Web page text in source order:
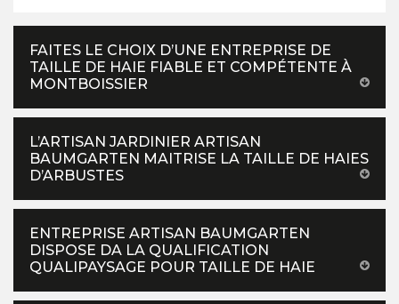
FAITES LE CHOIX D’UNE ENTREPRISE DE
TAILLE DE HAIE FIABLE ET COMPÉTENTE À
MONTBOISSIER
L’ARTISAN JARDINIER ARTISAN
BAUMGARTEN MAITRISE LA TAILLE DE HAIES
D’ARBUSTES
ENTREPRISE ARTISAN BAUMGARTEN
DISPOSE DA LA QUALIFICATION
QUALIPAYSAGE POUR TAILLE DE HAIE